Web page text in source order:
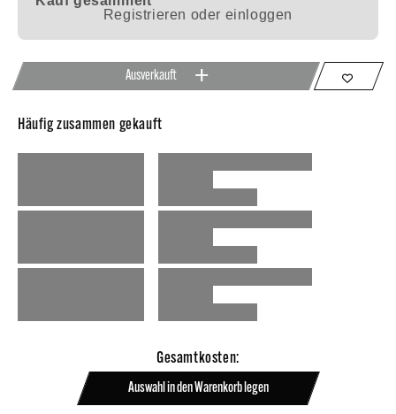
Registrieren oder einloggen
Ausverkauft
Häufig zusammen gekauft
Gesamtkosten:
Auswahl in den Warenkorb legen